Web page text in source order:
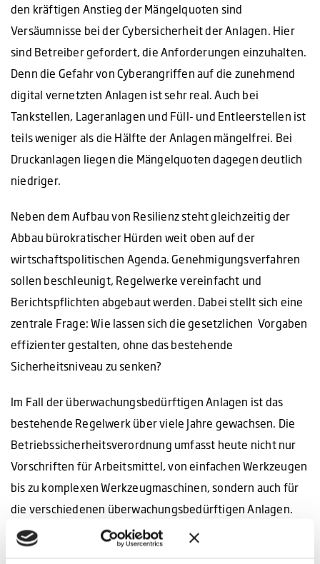
den kräftigen Anstieg der Mängelquoten sind
Versäumnisse bei der Cybersicherheit der Anlagen. Hier
sind Betreiber gefordert, die Anforderungen einzuhalten.
Denn die Gefahr von Cyberangriffen auf die zunehmend
digital vernetzten Anlagen ist sehr real. Auch bei
Tankstellen, Lageranlagen und Füll- und Entleerstellen ist
teils weniger als die Hälfte der Anlagen mängelfrei. Bei
Druckanlagen liegen die Mängelquoten dagegen deutlich
niedriger.
Neben dem Aufbau von Resilienz steht gleichzeitig der
Abbau bürokratischer Hürden weit oben auf der
wirtschaftspolitischen Agenda. Genehmigungsverfahren
sollen beschleunigt, Regelwerke vereinfacht und
Berichtspflichten abgebaut werden. Dabei stellt sich eine
zentrale Frage: Wie lassen sich die gesetzlichen Vorgaben
effizienter gestalten, ohne das bestehende
Sicherheitsniveau zu senken?
Im Fall der überwachungsbedürftigen Anlagen ist das
bestehende Regelwerk über viele Jahre gewachsen. Die
Betriebssicherheitsverordnung umfasst heute nicht nur
Vorschriften für Arbeitsmittel, von einfachen Werkzeugen
bis zu komplexen Werkzeugmaschinen, sondern auch für
die verschiedenen überwachungsbedürftigen Anlagen.
Deshalb wird seit einigen Jahren daran gearbeitet, die
geltenden Regelungen neu zu strukturieren. Geplant ist,